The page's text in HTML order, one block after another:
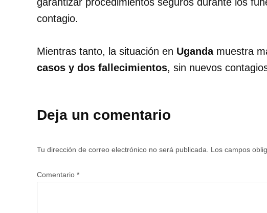
contagio.
Mientras tanto, la situación en Ugandamuestra
casos y dos fallecimientos, sin nuevos
Deja un comentario
Tu dirección de correo electrónico no será publicada. Los campos
Comentario *